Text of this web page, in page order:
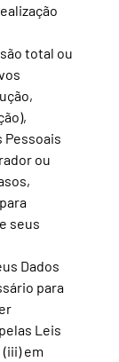
total ou
Pessoais
ou
seus
Dados
para
Leis
em